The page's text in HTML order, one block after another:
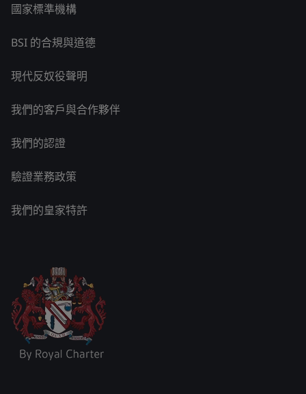
國家標準機構
BSI 的合規與道德
現代反奴役聲明
我們的客戶與合作夥伴
我們的認證
驗證業務政策
我們的皇家特許